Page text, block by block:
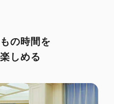
の時間を
しめる